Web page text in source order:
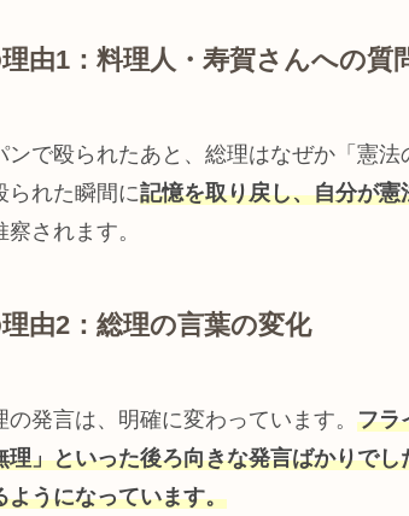
由1：料理人・寿賀さんへの質
で殴られたあと、総理はなぜか「憲法
られた瞬間に記憶を取り戻し、自分が
察されます。
由2：総理の言葉の変化
発言は、明確に変わっています。 フラ
」といった後ろ向きな発言ばかりで
ようになっています。